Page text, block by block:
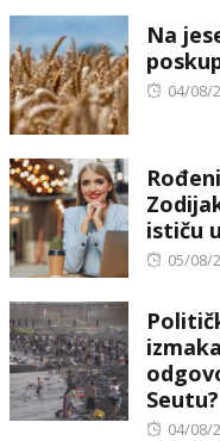
Na
Posted
04/08/
ističu
Posted
05/08/
Seutu?
Posted
04/08/